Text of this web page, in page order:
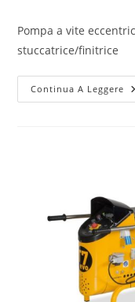
Pompa a vite
stuccatrice/finitrice
Continua A Leggere